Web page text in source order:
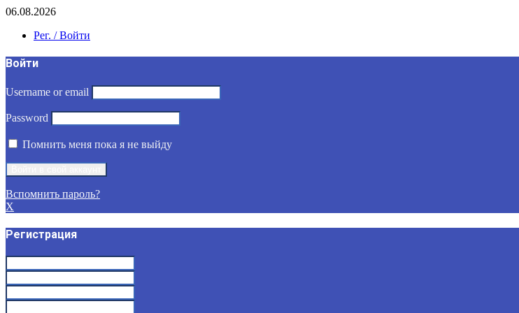
06.08.2026
Рег. / Войти
Войти
Username or email
Password
Помнить меня пока я не выйду
Вспомнить пароль?
X
Регистрация